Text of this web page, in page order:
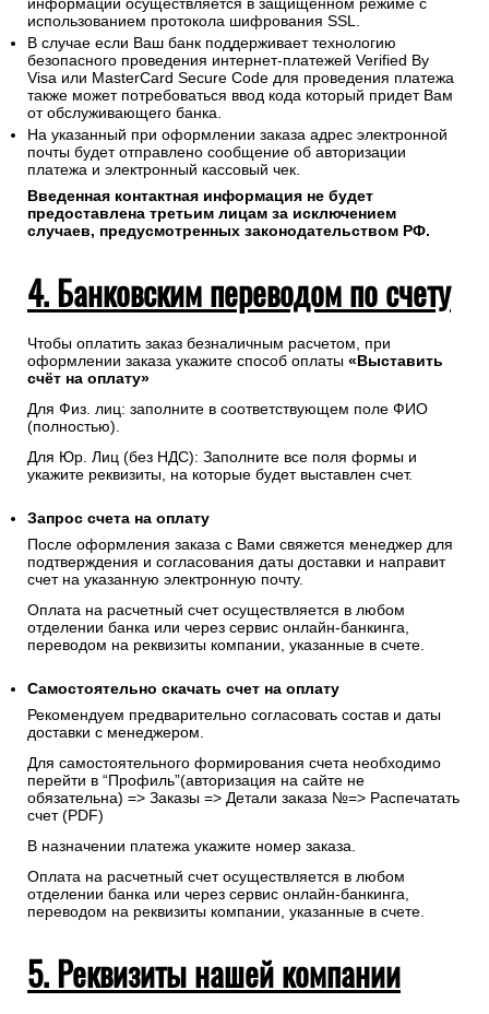
информации осуществляется в защищенном режиме с
использованием протокола шифрования SSL.
В случае если Ваш банк поддерживает технологию
безопасного проведения интернет-платежей Verified By
Visa или MasterCard Secure Code для проведения платежа
также может потребоваться ввод кода который придет Вам
от обслуживающего банка.
На указанный при оформлении заказа адрес электронной
почты будет отправлено сообщение об авторизации
платежа и электронный кассовый чек.
Введенная контактная информация не будет
предоставлена третьим лицам за исключением
случаев, предусмотренных законодательством РФ.
4. Банковским переводом по счету
Чтобы оплатить заказ безналичным расчетом, при
оформлении заказа укажите способ оплаты «Выставить
счёт на оплату»
Для Физ. лиц: заполните в соответствующем поле ФИО
(полностью).
Для Юр. Лиц (без НДС): Заполните все поля формы и
укажите реквизиты, на которые будет выставлен счет.
Запрос счета на оплату
После оформления заказа с Вами свяжется менеджер для
подтверждения и согласования даты доставки и направит
счет на указанную электронную почту.
Оплата на расчетный счет осуществляется в любом
отделении банка или через сервис онлайн-банкинга,
переводом на реквизиты компании, указанные в счете.
Самостоятельно скачать счет на оплату
Рекомендуем предварительно согласовать состав и даты
доставки с менеджером.
Для самостоятельного формирования счета необходимо
перейти в “Профиль”(авторизация на сайте не
обязательна) => Заказы => Детали заказа №=> Распечатать
счет (PDF)
В назначении платежа укажите номер заказа.
Оплата на расчетный счет осуществляется в любом
отделении банка или через сервис онлайн-банкинга,
переводом на реквизиты компании, указанные в счете.
5. Реквизиты нашей компании